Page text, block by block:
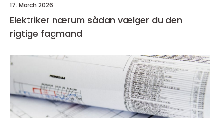
17. March 2026
Elektriker nærum sådan vælger du den
rigtige fagmand